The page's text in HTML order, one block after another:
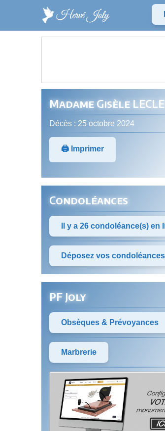
Madame Gisèle
Décès : 25 octobre 2024
🖨️ Imprimer
Condoléances
Il y a 26 condoléance(s) en
Déposez vos condoléances
PF Joly
Obsèques & Prévoyances
Marbrerie